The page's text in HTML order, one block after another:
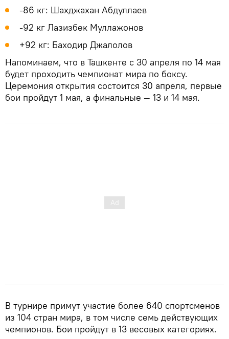
-86 кг: Шахджахан Абдуллаев
-92 кг Лазизбек Муллажонов
+92 кг: Баходир Джалолов
Напоминаем, что в Ташкенте с 30 апреля по 14 мая
будет проходить чемпионат мира по боксу.
Церемония открытия состоится 30 апреля, первые
бои пройдут 1 мая, а финальные — 13 и 14 мая.
В турнире примут участие более 640 спортсменов
из 104 стран мира, в том числе семь действующих
чемпионов. Бои пройдут в 13 весовых категориях.